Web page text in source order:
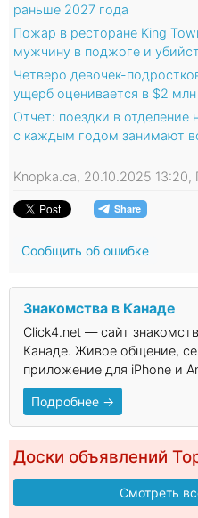
раньше 2027 года
Пожар в ресторане King
мужчину в поджоге и
Четверо девочек-
ущерб оценивается в $2 млн
Отчет: поездки в
с каждым годом занимают
Knopka.ca, 20.10.2025
Сообщить об ошибке
Знакомства в Канаде
Click4.net — сайт
Канаде. Живое общение,
приложение для iPhone и
Подробнее →
Доски объявлений
Смотреть